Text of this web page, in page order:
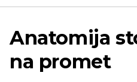
Anatomija
na promet